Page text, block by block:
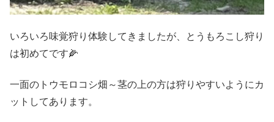
いろいろ味覚狩り体験してきましたが、とうもろこし狩り
は初めてです🌽
一面のトウモロコシ畑～茎の上の方は狩りやすいようにカ
ットしてあります。